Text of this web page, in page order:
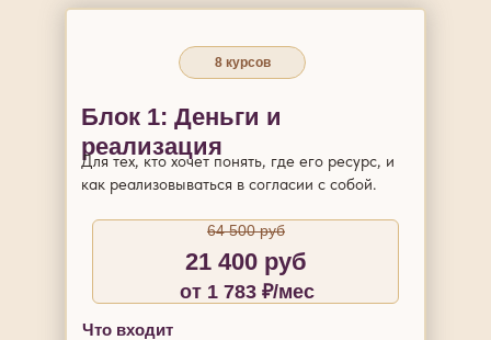
Блок 1: Деньги и
реализация
Для тех, кто хочет понять, где его ресурс, и
как реализовываться в согласии с собой.
64 500 руб
21 400 руб
от 1 783 ₽/мес
Что входит
8 курсов